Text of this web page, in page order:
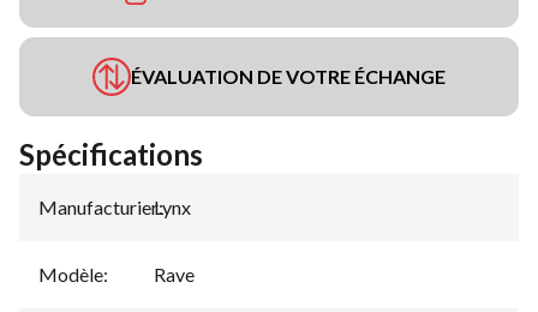
ÉVALUATION DE VOTRE ÉCHANGE
Spécifications
Manufacturier:
Lynx
Modèle: Rave